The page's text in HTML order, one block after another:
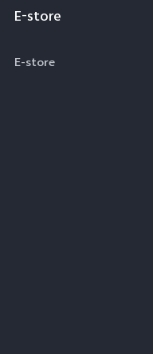
E-store
E-store